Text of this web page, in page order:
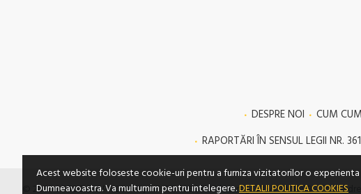
DESPRE NOI CUM
RAPORTĂRI ÎN SENSUL LEGII NR.
© 2023 SC TECLEM PROD SRL, CIF: RO 10807130 | Nr. reg.: J35/703/1998 - Toate
Acest website foloseste cookie-uri pentru a furniza vizitatorilor o experienta
Dumneavoastra. Va multumim pentru intelegere.DETALII POLITICA COOKIES